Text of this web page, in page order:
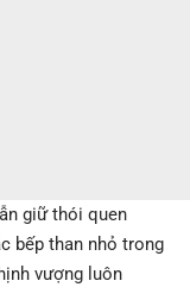
giữ thói quen
bếp than nhỏ trong
vượng luôn